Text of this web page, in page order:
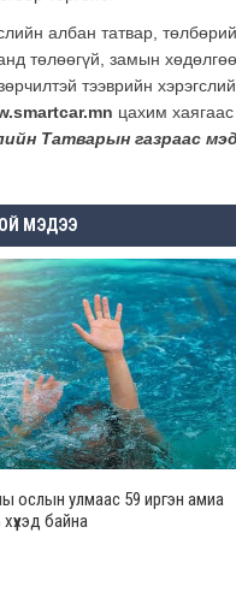
албан татвар,
төлөөгүй, замын
тээврийн
цахим
Татварын газраас
МЭДЭЭ
ослын улмаас 59 иргэн амиа
байна